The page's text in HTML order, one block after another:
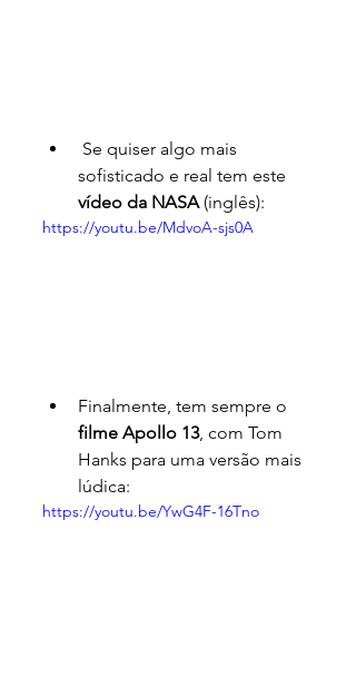
sofisticado e real tem este
vídeo da NASA (inglês):
https://youtu.be/MdvoA-sjs0A
Finalmente, tem sempre o
filme Apollo 13, com Tom
Hanks para uma versão mais
lúdica:
https://youtu.be/YwG4F-16Tno